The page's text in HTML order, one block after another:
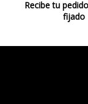
Recibe tu
fijado